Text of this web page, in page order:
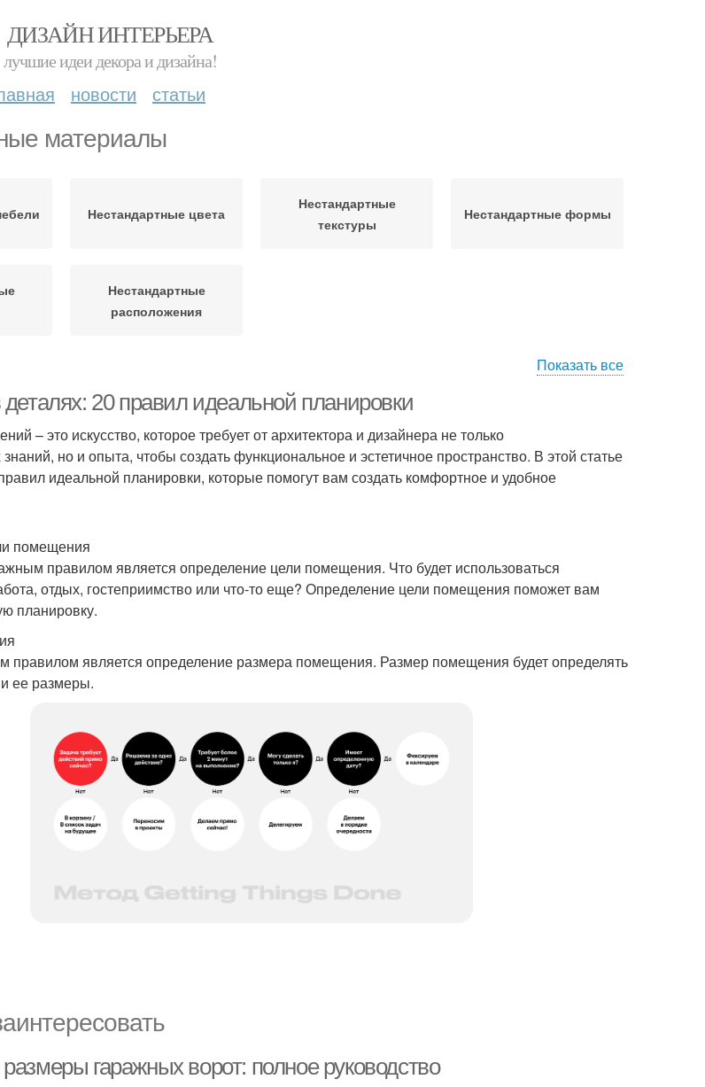
ДИЗАЙН ИНТЕРЬЕРА
лучшие идеи декора и дизайна!
новости статьи
материалы
Нестандартные цвета
Нестандартные
текстуры
Нестандартные формы
Нестандартные
расположения
Показать все
20 правил идеальной планировки
– это искусство, которое требует от архитектора и дизайнера не только
но и опыта, чтобы создать функциональное и эстетичное пространство. В этой статье
идеальной планировки, которые помогут вам создать комфортное и удобное
помещения
правилом является определение цели помещения. Что будет использоваться
отдых, гостеприимство или что-то еще? Определение цели помещения поможет вам
планировку.
является определение размера помещения. Размер помещения будет определять
ее размеры.
гаражных ворот: полное руководство